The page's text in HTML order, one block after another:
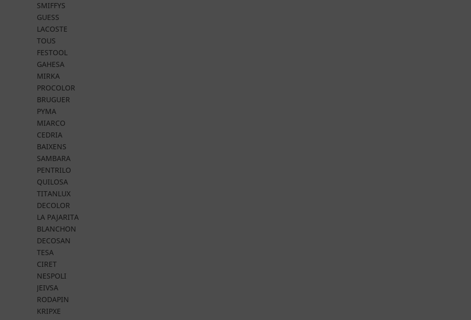
SMIFFYS
GUESS
LACOSTE
TOUS
FESTOOL
GAHESA
MIRKA
PROCOLOR
BRUGUER
PYMA
MIARCO
CEDRIA
BAIXENS
SAMBARA
PENTRILO
QUILOSA
TITANLUX
DECOLOR
LA PAJARITA
BLANCHON
DECOSAN
TESA
CIRET
NESPOLI
JEIVSA
RODAPIN
KRIPXE